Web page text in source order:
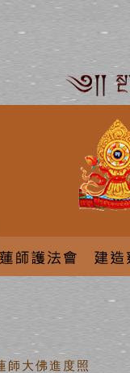
師大佛進度照